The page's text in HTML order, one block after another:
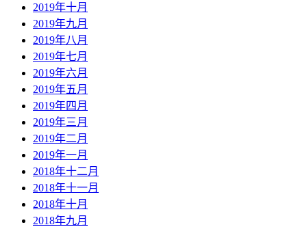
2019年十月
2019年九月
2019年八月
2019年七月
2019年六月
2019年五月
2019年四月
2019年三月
2019年二月
2019年一月
2018年十二月
2018年十一月
2018年十月
2018年九月